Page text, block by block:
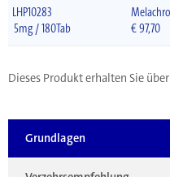
LHP10283
5mg / 180Tab
€97,70
Dieses Produkt erhalten Sie
Grundlagen